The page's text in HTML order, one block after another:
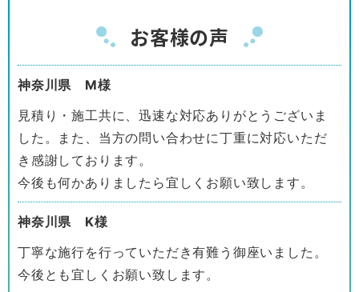
お客様の声
神奈川県 M様
見積り・施工共に、迅速な対応ありがとうございま
した。また、当方の問い合わせに丁重に対応いただ
き感謝しております。
今後も何かありましたら宜しくお願い致します。
神奈川県 K様
丁寧な施行を行っていただき有難う御座いました。
今後とも宜しくお願い致します。